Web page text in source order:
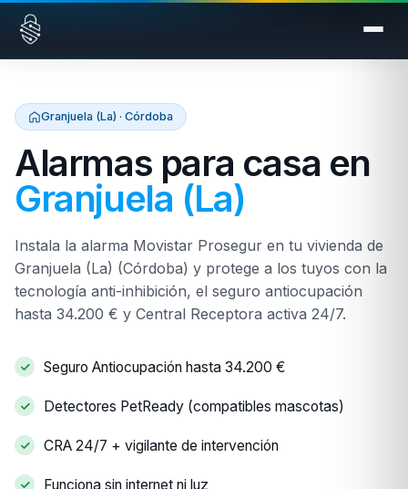
Saltar al contenido
Granjuela (La) · Córdoba
Alarmas para casa en
Granjuela (La)
Instala la alarma Movistar Prosegur en tu vivienda de
Granjuela (La) (Córdoba) y protege a los tuyos con la
tecnología anti-inhibición, el seguro antiocupación
hasta 34.200 € y Central Receptora activa 24/7.
Seguro Antiocupación hasta 34.200 €
Detectores PetReady (compatibles mascotas)
CRA 24/7 + vigilante de intervención
Funciona sin internet ni luz